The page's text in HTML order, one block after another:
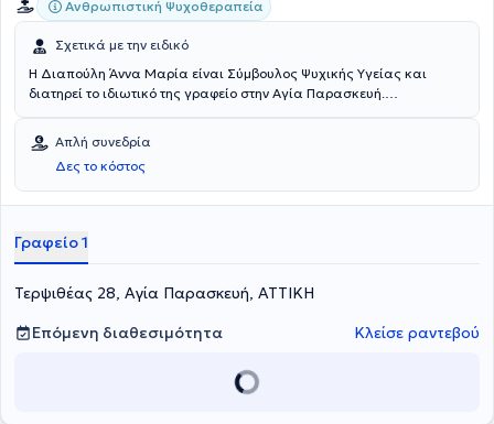
Ανθρωπιστική Ψυχοθεραπεία
Σχετικά με την ειδικό
Η Διαπούλη Άννα Μαρία είναι Σύμβουλος Ψυχικής Υγείας και
διατηρεί το ιδιωτικό της γραφείο στην Αγία Παρασκευή.
Πανεπιστήμιο συνέχισε την εκπαίδευση της αποκτώντας τον
μεταπτυχιακό της τίτλο στο τμήμα Συμβουλευτικής Ψυχολογίας &
Συμβουλευτικής στην Ειδική Αγωγή, την Εκπαίδευση και την Υγεία
του Πανεπιστημίου Θεσσαλίας. Έχει ειδικευτεί στην Υπαρξιακή
δημόσιους φορείς και την παρούσα στιγμή εργάζεται και ως
εκπαιδευόμενη εκπαιδεύτρια στην Ελληνική Εταιρεία Υπαρξιακής
Απλή συνεδρία
Δες το κόστος
Γραφείο 1
Τερψιθέας 28, Αγία Παρασκευή, ΑΤΤΙΚΗ
Επόμενη διαθεσιμότητα
Κλείσε ραντεβού